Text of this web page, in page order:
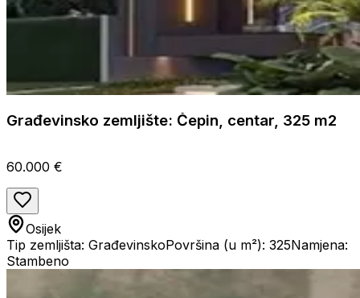
Građevinsko zemljište: Čepin, centar, 325 m2
60.000 €
Osijek
Tip zemljišta: GrađevinskoPovršina (u m²): 325Namjena:
Stambeno